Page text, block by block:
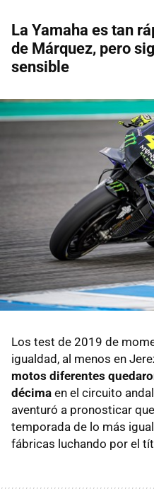
La Yamaha es tan
de Márquez, pero
sensible
Los test de 2019 de
igualdad, al menos en
motos diferentes
décima en el circuito
aventuró a pronosticar
temporada de lo más
fábricas luchando por el